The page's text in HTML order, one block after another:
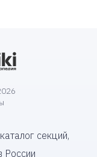
секций,
России